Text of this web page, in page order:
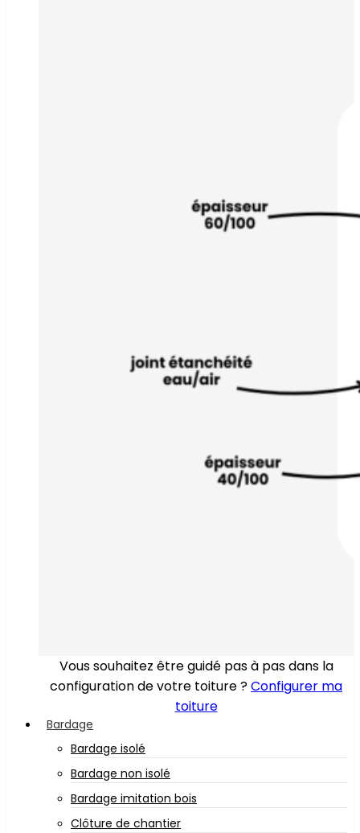
Vous souhaitez être guidé pas à pas dans la
configuration de votre toiture ?Configurer ma
toiture
Bardage
Bardage isolé
Bardage non isolé
Bardage imitation bois
Clôture de chantier